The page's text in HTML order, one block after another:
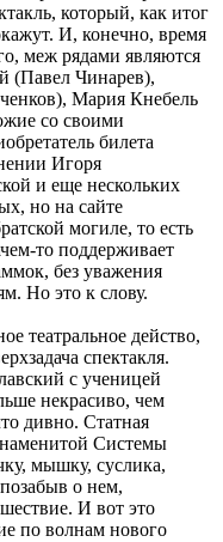
который, как итог
И, конечно, время
меж рядами являются
(Павел Чинарев),
Мария Кнебель
со своими
билета
Игоря
и еще нескольких
но на сайте
могиле, то есть
то поддерживает
без уважения
Но это к слову.
театральное действо,
спектакля.
с ученицей
некрасиво, чем
дивно. Статная
Системы
мышку, суслика,
о нем,
И вот это
по волнам нового